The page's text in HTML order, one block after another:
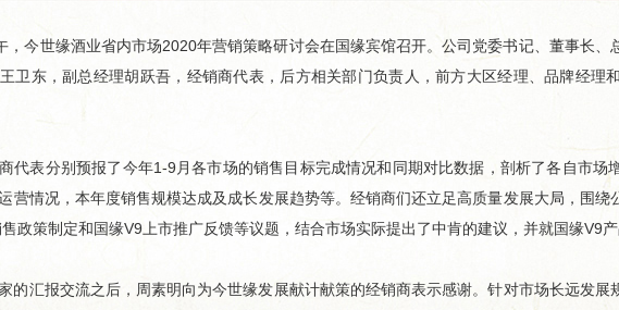
超级工厂开箱记｜以数智之力... 山海隔不断热爱！国缘牵线，...
今世缘酒业省内市场2020年营销策略研讨会在国缘宾馆召开。公司党委书记、董事长、
卫东，副总经理胡跃吾，经销商代表，后方相关部门负责人，前方大区经理、品牌经理
表分别预报了今年1-9月各市场的销售目标完成情况和同期对比数据，剖析了各自市场
营情况，本年度销售规模达成及成长发展趋势等。经销商们还立足高质量发展大局，围绕
政策制定和国缘V9上市推广反馈等议题，结合市场实际提出了中肯的建议，并就国缘V9产
汇报交流之后，周素明向为今世缘发展献计献策的经销商表示感谢。针对市场长远发展